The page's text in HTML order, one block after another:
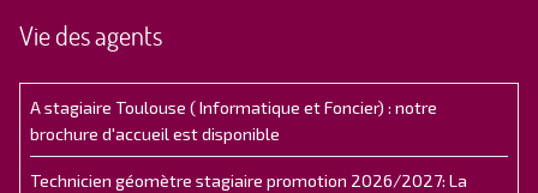
Vie des agents
A stagiaire Toulouse ( Informatique et Foncier) : notre
brochure d'accueil est disponible
Technicien géomètre stagiaire promotion 2026/2027: La